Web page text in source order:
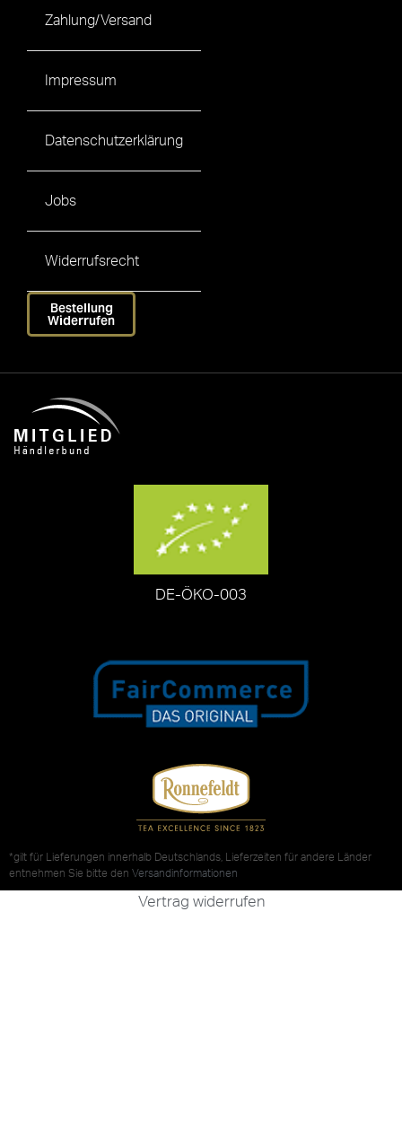
Zahlung/Versand
Impressum
Datenschutzerklärung
Jobs
Widerrufsrecht
Bestellung
Widerrufen
DE-ÖKO-003
*gilt für Lieferungen innerhalb Deutschlands, Lieferzeiten für andere Länder
entnehmen Sie bitte den Versandinformationen
Vertrag widerrufen